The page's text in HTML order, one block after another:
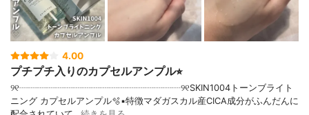
4.00
プチプチ入りのカプセルアンプル⭐︎
୨୧┈┈┈┈┈┈┈┈┈┈┈┈┈┈┈┈┈┈୨୧SKIN1004トーンブライト
ニング カプセルアンプル🫧▪︎特徴マダガスカル産CICA成分がふんだんに